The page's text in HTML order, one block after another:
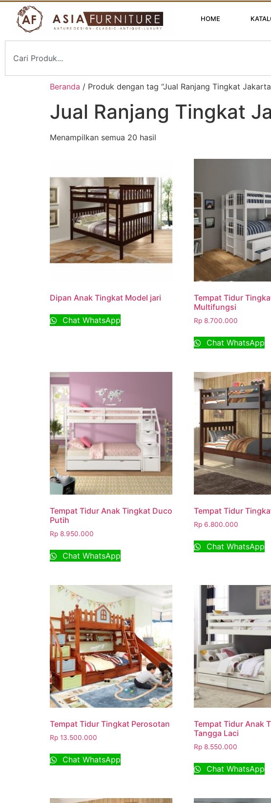
HOME
Beranda / Produk dengan tag “Jual Ranjang Tingkat
Jual Ranjang Tingkat
Menampilkan semua 20 hasil
Dipan Anak Tingkat Model jari
Chat WhatsApp
Tempat Tidur
Multifungsi
Rp8.700.000
Chat WhatsApp
Tempat Tidur Anak Tingkat Duco
Putih
Rp 8.950.000
Chat WhatsApp
Tempat Tidur
Rp6.800.000
Chat WhatsApp
Tempat Tidur Tingkat Perosotan
Rp 13.500.000
Chat WhatsApp
Tempat Tidur Anak
Tangga Laci
Rp8.550.000
Chat WhatsApp